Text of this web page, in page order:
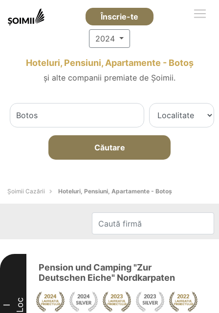
Înscrie-te
2024
Hoteluri, Pensiuni, Apartamente - Botoş
și alte companii premiate de Șoimii.
Căutare
Șoimii Cazării Hoteluri, Pensiuni, Apartamente - Botoş
I Loc
Pension und Camping "Zur
Deutschen Eiche" Nordkarpaten